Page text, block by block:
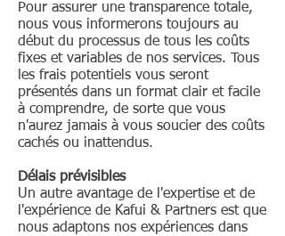
Cependant, il existe des exceptions
à cela en vertu de la loi, y compris
lorsque les actions sont attribuées
aux employés de l'entreprise.
Société à Responsabilité Limitée
(SARL) Le processus de
constitution d'une SARL est
différence étant le montant
minimum du capital social, qui
dans ce cas est en pratique de 5
Pour assurer une transparence totale,
nous vous informerons toujours au
début du processus de tous les coûts
fixes et variables de nos services. Tous
les frais potentiels vous seront
présentés dans un format clair et facile
à comprendre, de sorte que vous
n'aurez jamais à vous soucier des coûts
cachés ou inattendus.
Délais prévisibles
Un autre avantage de l'expertise et de
l'expérience de Kafui & Partners est que
nous adaptons nos expériences dans